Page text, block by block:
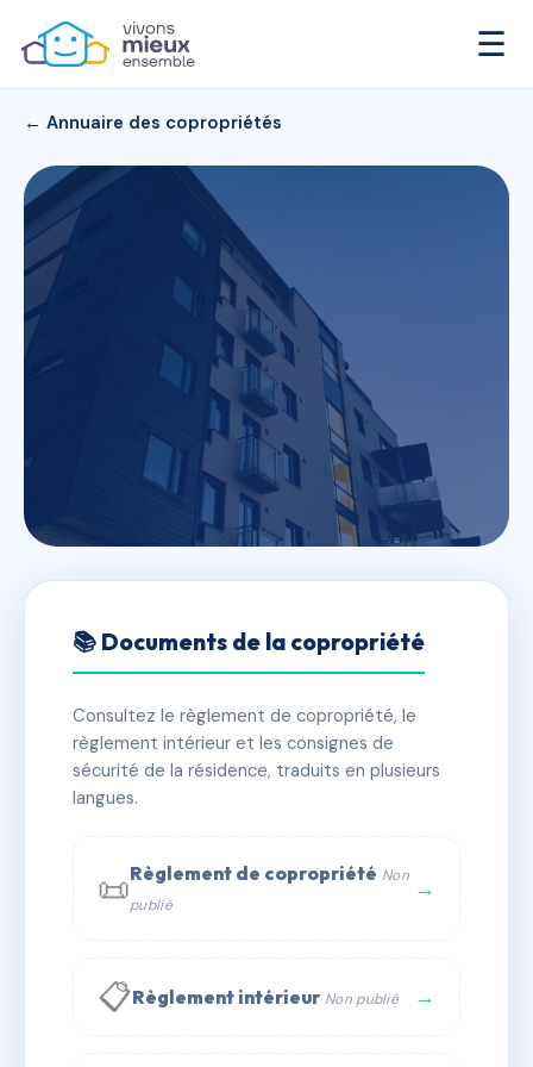
☰
← Annuaire des copropriétés
LACHARRIERE 4-6-8 RUE
✓ Immatriculée 🏠 111 lots 🏗 1 bâtiment(s)
📞 Contacter Syndic Digital
📚 Documents de la copropriété
Consultez le règlement de copropriété, le
règlement intérieur et les consignes de
sécurité de la résidence, traduits en plusieurs
langues.
📜Règlement de copropriété Non
publié
→
📋Règlement intérieur Non publié →